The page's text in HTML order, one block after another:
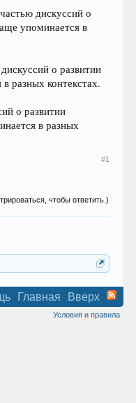
дискуссий о
упоминается в
о развитии
разных контекстах.
о развитии
в разных
#1
чтобы ответить.)
Главная Вверх
Условия и правила